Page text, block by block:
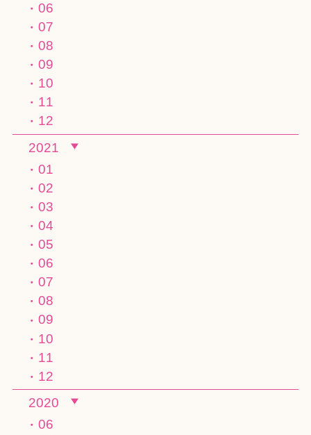
06
07
08
09
10
11
12
2021
01
02
03
04
05
06
07
08
09
10
11
12
2020
06